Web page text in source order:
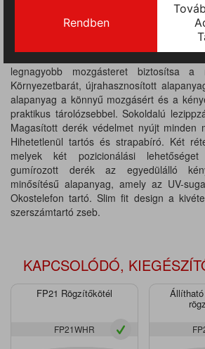
A Portwest továbbra is a fenntartható
feszegeti a WX3 Eco Stretch Holster
aktív szabással tervezett nadrág
legnagyobb mozgásteret biztosítsa a
Környezetbarát, újrahasznosított
alapanyag a könnyű mozgásért és a
praktikus tárolózsebbel. Sokoldalú
Magasított derék védelmet nyújt minden
Hihetetlenül tartós és strapabíró. Két
melyek két pozicionálási
gumírozott derék az egyedülálló
minősítésű alapanyag, amely az UV-
Okostelefon tartó. Slim fit design a
szerszámtartó zseb.
KAPCSOLÓDÓ,
FP21 Rögzítőkötél
FP21WHR